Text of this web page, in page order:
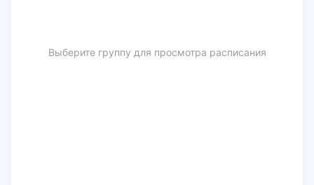
Выберите группу для просмотра расписания